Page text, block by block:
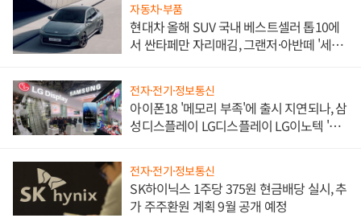
자동차·부품
현대차 올해 SUV 국내 베스트셀러 톱10에
서 싼타페만 자리매김, 그랜저·아반떼 '세단
전자·전기·정보통신
아이폰18 '메모리 부족'에 출시 지연되나, 삼
성디스플레이 LG디스플레이 LG이노텍 '탈
전자·전기·정보통신
SK하이닉스 1주당 375원 현금배당 실시, 추
가 주주환원 계획 9월 공개 예정